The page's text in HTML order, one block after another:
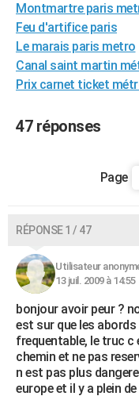
Destinations
City break
Voyage nature
Voyage de noces
Forum
Climat
+PHOTO
GUIDES D'ACHAT
BONS PLANS
FORUM
Bricolage
Lifestyle
Culture
Sport
Auto
Television
Voyage
Cinema
Montmartre paris
Feu d'artifice paris
Le marais paris metro
Canal saint martin
Prix carnet ticket
47 réponses
RÉPONSE 1 / 47
Utilisateur
13 juil. 2009 à 14:55
bonjour avoir peur ?
est sur que les abords
frequentable, le truc c
chemin et ne pas
n est pas plus
europe et il y a plein